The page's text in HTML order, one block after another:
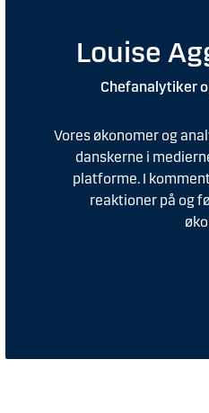
Louise
Chefanalytiker
Vores økonomer og
danskerne i
platforme. I
reaktioner på og